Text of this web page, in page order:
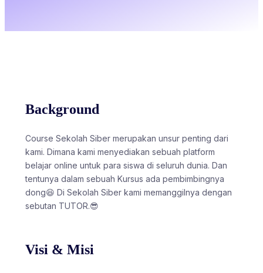
Background
Course Sekolah Siber merupakan unsur penting dari
kami. Dimana kami menyediakan sebuah platform
belajar online untuk para siswa di seluruh dunia. Dan
tentunya dalam sebuah Kursus ada pembimbingnya
dong😆 Di Sekolah Siber kami memanggilnya dengan
sebutan TUTOR.😎
Visi & Misi